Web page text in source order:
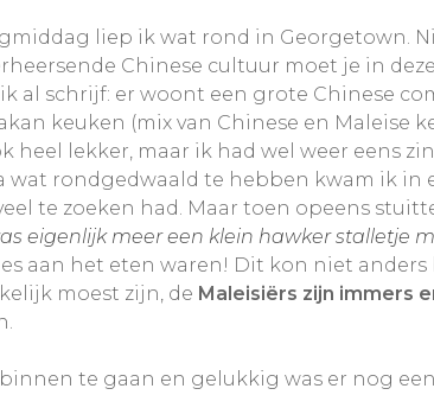
liep ik wat rond in Georgetown.
Chinese cultuur moet je in
ik al schrijf: er woont een grote Chinese
keuken (mix van Chinese en Maleise
heel lekker, maar ik had wel weer eens
wat rondgedwaald te hebben kwam ik in
te zoeken had. Maar toen opeens
eigenlijk meer een klein hawker stalletje
aan het eten waren! Dit kon niet
moest zijn, de Maleisiërs zijn immers
te gaan en gelukkig was er nog